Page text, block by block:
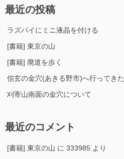
最近の投稿
ラズパイにミニ液晶を付ける
[書籍] 東京の山
[書籍] 廃道を歩く
信玄の金穴(あきる野市)へ行ってきた
刈寄山南面の金穴について
最近のコメント
[書籍] 東京の山 に 333985 より